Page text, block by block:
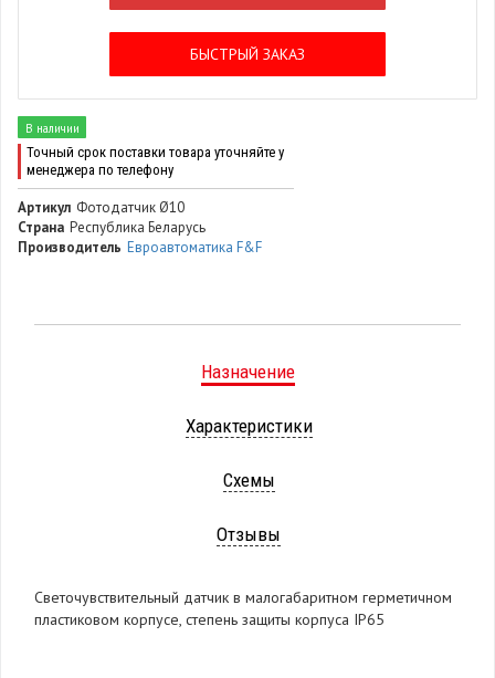
БЫСТРЫЙ ЗАКАЗ
В наличии
Точный срок поставки товара уточняйте у
менеджера по телефону
Артикул Фотодатчик Ø10
Страна Республика Беларусь
Производитель Евроавтоматика F&F
Назначение
Характеристики
Схемы
Отзывы
Светочувствительный датчик в малогабаритном герметичном
пластиковом корпусе, степень защиты корпуса IP65